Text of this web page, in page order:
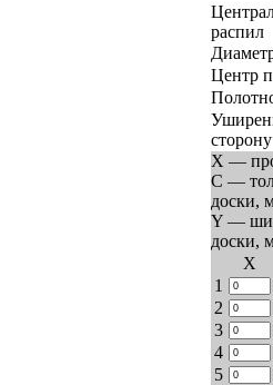
распил
Центр
сторону
X —
C —
доски,
Y —
доски,
Х
1
2
3
4
5